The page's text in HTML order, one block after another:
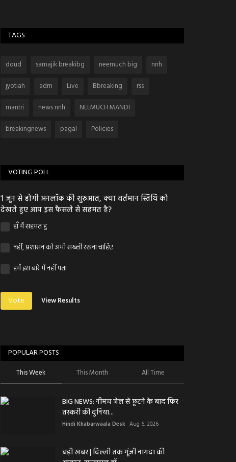
TAGS
doud samajik breakibg neemuch big
nnh
jyotiah
adm Live Bbreaking
rss
mantri
news nnh
NEEMUCH MANDI
breakingnews
pagal Policies
VOTING POLL
1 जून से होगी अनलॉक की शुरुआत, क्या वर्तमान स्तिथि को
देखते हुए आप इस फैसले से सहमत है?
हाँ मैं सहमत हु
नहीं, प्रशासन को अभी सख्ती रखना चाहिए
हमें इस बारे में नहीं पता
Vote View Results
POPULAR POSTS
This Week This Month All Time
BIG NEWS: नीमच जेल से छूटने के बाद फिर
तस्करी की दुनिया...
Hindi Khabarwaala Desk Aug 6, 2026
बड़ी खबर | दिल्ली तक गूंजी नागदा की